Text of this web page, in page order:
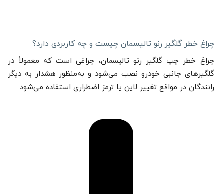
چراغ خطر گلگیر رنو تالیسمان چیست و چه کاربردی دارد؟
چراغ خطر چپ گلگیر رنو تالیسمان، چراغی است که معمولاً در
گلگیرهای جانبی خودرو نصب می‌شود و به‌منظور هشدار به دیگر
رانندگان در مواقع تغییر لاین یا ترمز اضطراری استفاده می‌شود.